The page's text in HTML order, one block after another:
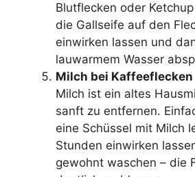
Blutflecken oder
die Gallseife auf den
einwirken lassen und
lauwarmem Wasser
Milch bei Kaffeeflecken
Milch ist ein altes
sanft zu entfernen.
eine Schüssel mit Milch
Stunden einwirken
gewohnt waschen – die